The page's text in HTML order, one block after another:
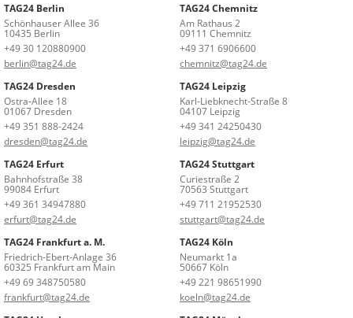
TAG24 Berlin
Schönhauser Allee 36
10435 Berlin
+49 30 120880900
berlin@tag24.de
TAG24 Chemnitz
Am Rathaus 2
09111 Chemnitz
+49 371 6906600
chemnitz@tag24.de
TAG24 Dresden
Ostra-Allee 18
01067 Dresden
+49 351 888-2424
dresden@tag24.de
TAG24 Leipzig
Karl-Liebknecht-Straße 8
04107 Leipzig
+49 341 24250430
leipzig@tag24.de
TAG24 Erfurt
Bahnhofstraße 38
99084 Erfurt
+49 361 34947880
erfurt@tag24.de
TAG24 Stuttgart
Curiestraße 2
70563 Stuttgart
+49 711 21952530
stuttgart@tag24.de
TAG24 Frankfurt a. M.
Friedrich-Ebert-Anlage 36
60325 Frankfurt am Main
+49 69 348750580
frankfurt@tag24.de
TAG24 Köln
Neumarkt 1a
50667 Köln
+49 221 98651990
koeln@tag24.de